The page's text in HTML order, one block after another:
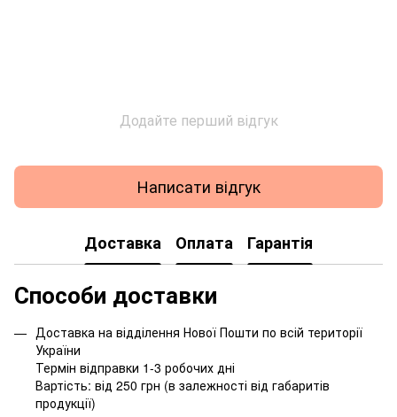
Додайте перший відгук
Написати відгук
Доставка Оплата Гарантія
Способи доставки
Доставка на відділення Нової Пошти по всій території
України
Термін відправки 1-3 робочих дні
Вартість: від 250 грн (в залежності від габаритів
продукції)